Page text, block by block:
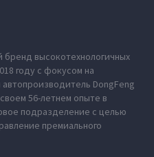
бренд высокотехнологичных
году с фокусом на
DongFeng
56-летнем опыте в
подразделение с целью
премиального